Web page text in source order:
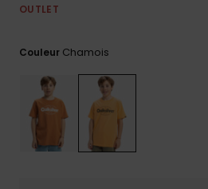
formulaire
de
contact.
OUTLET
Couleur Chamois